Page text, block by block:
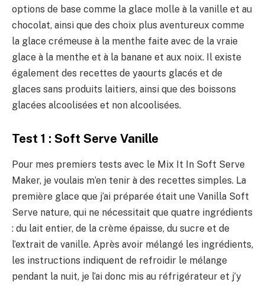
options de base comme la glace molle à la vanille et au
chocolat, ainsi que des choix plus aventureux comme
la glace crémeuse à la menthe faite avec de la vraie
glace à la menthe et à la banane et aux noix. Il existe
également des recettes de yaourts glacés et de
glaces sans produits laitiers, ainsi que des boissons
glacées alcoolisées et non alcoolisées.
Test 1 : Soft Serve Vanille
Pour mes premiers tests avec le Mix It In Soft Serve
Maker, je voulais m’en tenir à des recettes simples. La
première glace que j’ai préparée était une Vanilla Soft
Serve nature, qui ne nécessitait que quatre ingrédients
: du lait entier, de la crème épaisse, du sucre et de
l’extrait de vanille. Après avoir mélangé les ingrédients,
les instructions indiquent de refroidir le mélange
pendant la nuit, je l’ai donc mis au réfrigérateur et j’y